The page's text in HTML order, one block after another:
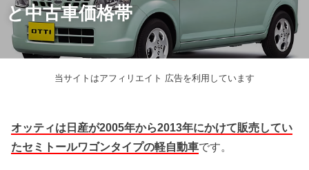
と中古車価格帯
当サイトはアフィリエイト 広告を利用しています
オッティは日産が2005年から2013年にかけて販売してい
たセミトールワゴンタイプの軽自動車です。